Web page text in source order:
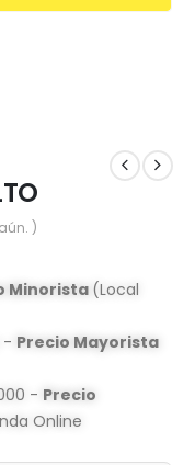
)
Minorista(Local
- Precio Mayorista
- Precio
Online